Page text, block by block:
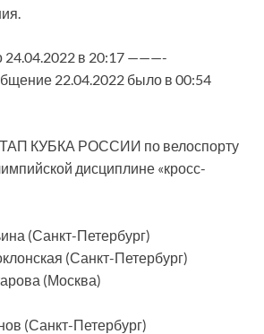
в 20:17 ———-
22.04.2022 было в 00:54
КУБКА РОССИИ по велоспорту
дисциплине «кросс-
(Санкт-Петербург)
(Санкт-Петербург)
(Москва)
(Санкт-Петербург)